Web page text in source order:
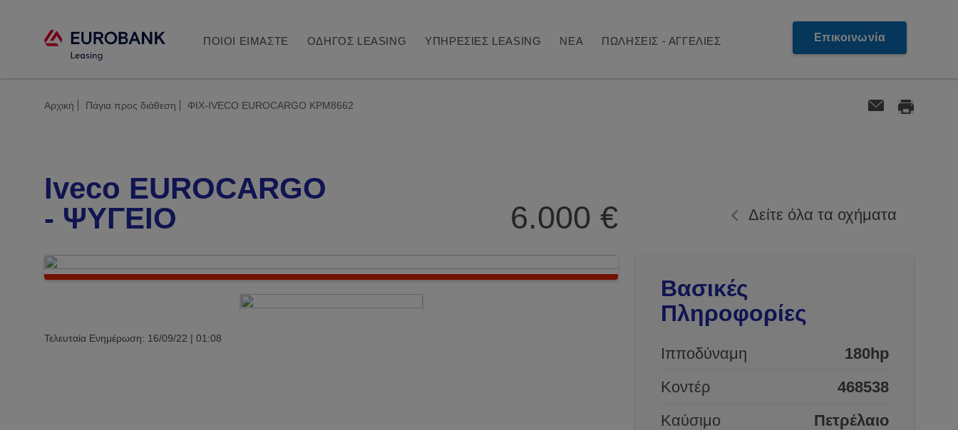
ΠΟΙΟΙ ΕΙΜΑΣΤΕ ΟΔΗΓΟΣ LEASING ΥΠΗΡΕΣΙΕΣ LEASING ΝΕΑ ΠΩΛΗΣΕΙΣ - ΑΓΓΕΛΙΕΣ Επικοινωνία
Αρχική Πάγια προς διάθεση ΦΙΧ-IVECO EUROCARGO KPM8662
Iveco EUROCARGO
- ΨΥΓΕΙΟ
6.000 € Δείτε όλα τα οχήματα
Τελευταία Ενημέρωση: 16/09/22 | 01:08
Βασικές
Πληροφορίες
Ιπποδύναμη
180hp
Κοντέρ
468538
Καύσιμο
Πετρέλαιο